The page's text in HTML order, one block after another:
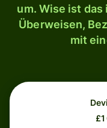
um. Wise ist
Überweisen,
mit
£1